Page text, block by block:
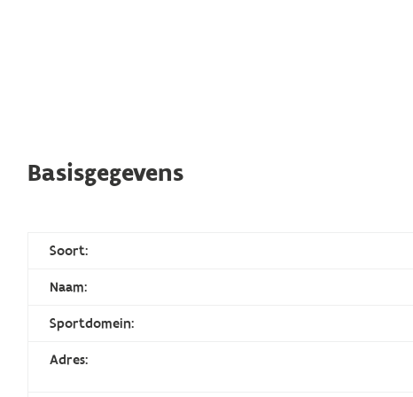
Basisgegevens
Soort:
Naam:
Sportdomein:
Adres: